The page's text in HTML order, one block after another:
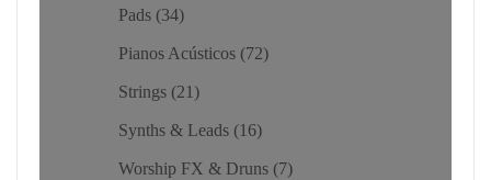
Pads 34
Pianos Acústicos 72
Strings 21
Synths & Leads 16
Worship FX & Druns 7